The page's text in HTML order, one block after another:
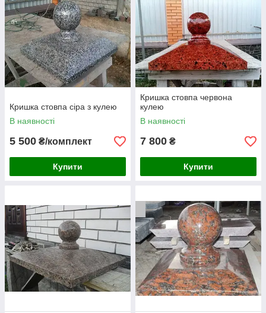
Кришка стовпа сіра з кулею
В наявності
5 500 ₴/комплект
Купити
Кришка стовпа червона
кулею
В наявності
7 800 ₴
Купити